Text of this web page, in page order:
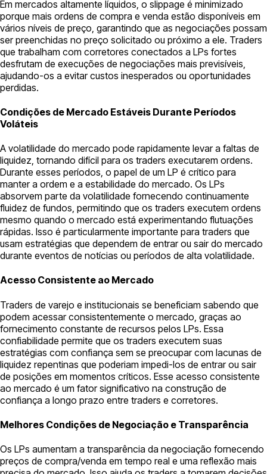
Em mercados altamente líquidos, o slippage é minimizado
porque mais ordens de compra e venda estão disponíveis em
vários níveis de preço, garantindo que as negociações possam
ser preenchidas no preço solicitado ou próximo a ele. Traders
que trabalham com corretores conectados a LPs fortes
desfrutam de execuções de negociações mais previsíveis,
ajudando-os a evitar custos inesperados ou oportunidades
perdidas.
Condições de Mercado Estáveis Durante Períodos
Voláteis
A volatilidade do mercado pode rapidamente levar a faltas de
liquidez, tornando difícil para os traders executarem ordens.
Durante esses períodos, o papel de um LP é crítico para
manter a ordem e a estabilidade do mercado. Os LPs
absorvem parte da volatilidade fornecendo continuamente
fluidez de fundos, permitindo que os traders executem ordens
mesmo quando o mercado está experimentando flutuações
rápidas. Isso é particularmente importante para traders que
usam estratégias que dependem de entrar ou sair do mercado
durante eventos de notícias ou períodos de alta volatilidade.
Acesso Consistente ao Mercado
Traders de varejo e institucionais se beneficiam sabendo que
podem acessar consistentemente o mercado, graças ao
fornecimento constante de recursos pelos LPs. Essa
confiabilidade permite que os traders executem suas
estratégias com confiança sem se preocupar com lacunas de
liquidez repentinas que poderiam impedi-los de entrar ou sair
de posições em momentos críticos. Esse acesso consistente
ao mercado é um fator significativo na construção de
confiança a longo prazo entre traders e corretores.
Melhores Condições de Negociação e Transparência
Os LPs aumentam a transparência da negociação fornecendo
preços de compra/venda em tempo real e uma reflexão mais